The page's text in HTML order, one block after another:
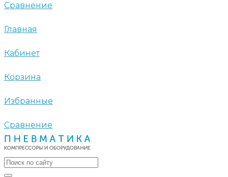
Сравнение
Главная
Кабинет
Корзина
Избранные
Сравнение